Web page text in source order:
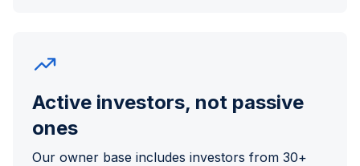
Active investors, not passive
ones
Our owner base includes investors from 30+